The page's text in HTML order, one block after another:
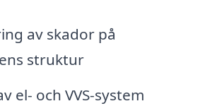
av skador på
struktur
el- och VVS-system